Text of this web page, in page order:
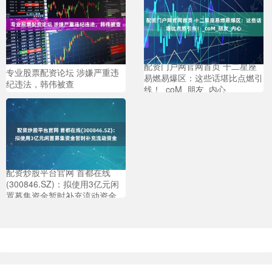
专业股票配资论坛 涉嫌严重违
纪违法，韩伟被查
配资门户网官网首页 十二星座
易燃易爆区：这些话堪比点燃引
线！_coM_朋友_内心
配资炒股平台官网 首都在线
(300846.SZ)：拟使用3亿元闲
置募集资金暂时补充流动资金